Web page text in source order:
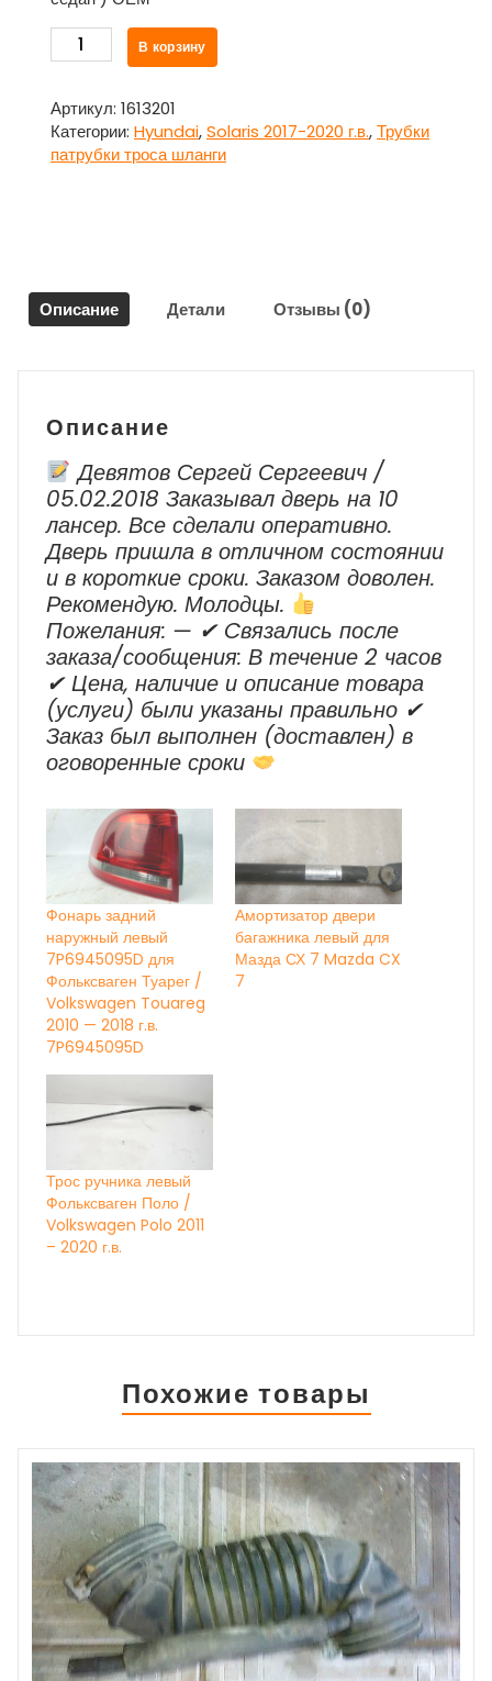
Количество
товара
ручника
левый
для
2017-
2020
В корзину
Артикул: 1613201
Категории: Hyundai,Solaris 2017-2020 г.в.,Трубки
патрубки троса шланги
Описание Детали Отзывы (0)
Описание
Девятов Сергей Сергеевич /
05.02.2018 Заказывал дверь на 10
лансер. Все сделали оперативно.
Дверь пришла в отличном состоянии
и в короткие сроки. Заказом доволен.
Рекомендую. Молодцы.
Пожелания: — ✔ Cвязались после
заказа/сообщения: В течение 2 часов
✔ Цена, наличие и описание товара
(услуги) были указаны правильно ✔
Заказ был выполнен (доставлен) в
оговоренные сроки
Фонарь задний
наружный левый
7P6945095D для
Фольксваген Туарег /
Volkswagen Touareg
2010 — 2018 г.в.
7P6945095D
Амортизатор двери
багажника левый для
Мазда СХ 7 Mazda CX
7
Трос ручника левый
Фольксваген Поло /
Volkswagen Polo 2011
– 2020 г.в.
Похожие товары